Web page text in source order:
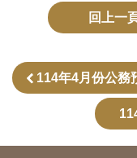
訊
覽
回上一
114年4月份公務